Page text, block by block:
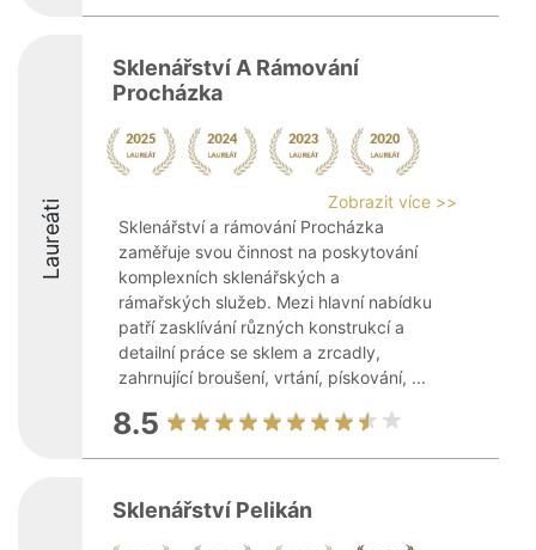
Laureáti
Sklenářství A Rámování
Procházka
Zobrazit více >>
Sklenářství a rámování Procházka
zaměřuje svou činnost na poskytování
komplexních sklenářských a
rámařských služeb. Mezi hlavní nabídku
patří zasklívání různých konstrukcí a
detailní práce se sklem a zrcadly,
zahrnující broušení, vrtání, pískování, ...
8.5
Sklenářství Pelikán